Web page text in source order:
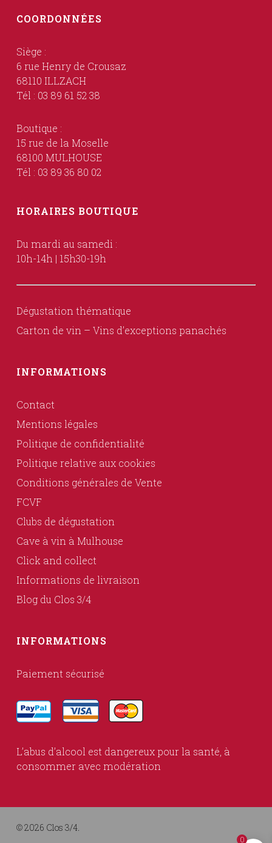
COORDONNÉES
Siège :
6 rue Henry de Crousaz
68110 ILLZACH
Tél : 03 89 61 52 38
Boutique :
15 rue de la Moselle
68100 MULHOUSE
Tél : 03 89 36 80 02
HORAIRES BOUTIQUE
Du mardi au samedi :
10h-14h | 15h30-19h
Dégustation thématique
Carton de vin – Vins d’exceptions panachés
INFORMATIONS
Contact
Mentions légales
Politique de confidentialité
Politique relative aux cookies
Conditions générales de Vente
FCVF
Clubs de dégustation
Cave à vin à Mulhouse
Click and collect
Informations de livraison
Blog du Clos 3/4
INFORMATIONS
Paiement sécurisé
L’abus d’alcool est dangereux pour la santé, à
consommer avec modération
© 2026 Clos 3/4.
0